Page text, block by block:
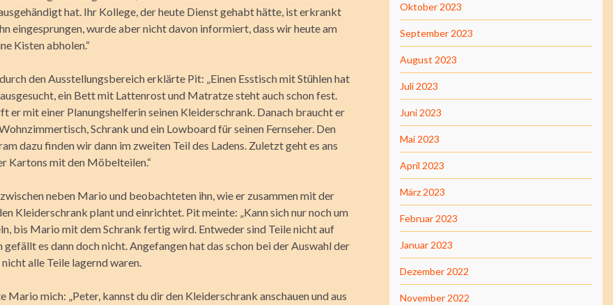
hat. Ihr Kollege, der heute Dienst gehabt hätte, ist erkrankt
eingesprungen, wurde aber nicht davon informiert, dass wir heute am
Kisten abholen.“
den Ausstellungsbereich erklärte Pit: „Einen Esstisch mit Stühlen hat
ein Bett mit Lattenrost und Matratze steht auch schon fest.
er mit einer Planungshelferin seinen Kleiderschrank. Danach braucht er
Schrank und ein Lowboard für seinen Fernseher. Den
dazu finden wir dann im zweiten Teil des Ladens. Zuletzt geht es ans
Kartons mit den Möbelteilen.“
neben Mario und beobachteten ihn, wie er zusammen mit der
Kleiderschrank plant und einrichtet. Pit meinte: „Kann sich nur noch um
bis Mario mit dem Schrank fertig wird. Entweder sind Teile nicht auf
gefällt es dann doch nicht. Angefangen hat das schon bei der Auswahl der
alle Teile lagernd waren.
Mario mich: „Peter, kannst du dir den Kleiderschrank anschauen und aus
Oktober 2023
September 2023
August 2023
Juli 2023
Juni 2023
Mai 2023
April 2023
März 2023
Februar 2023
Januar 2023
Dezember 2022
November 2022